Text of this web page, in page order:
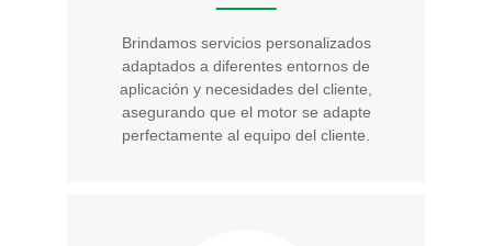
Brindamos servicios personalizados
adaptados a diferentes entornos de
aplicación y necesidades del cliente,
asegurando que el motor se adapte
perfectamente al equipo del cliente.